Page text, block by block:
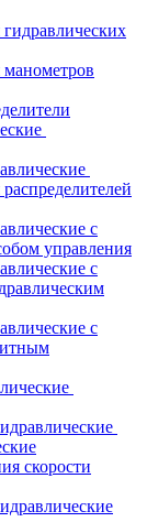
с
управления
с
с
скорости